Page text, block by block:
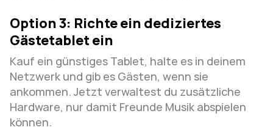
Option 3: Richte ein dediziertes
Gästetablet ein
Kauf ein günstiges Tablet, halte es in deinem
Netzwerk und gib es Gästen, wenn sie
ankommen. Jetzt verwaltest du zusätzliche
Hardware, nur damit Freunde Musik abspielen
können.